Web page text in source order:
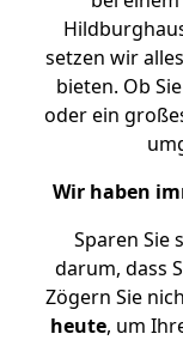
setzen wir
bieten. Ob
oder ein
Wir haben
Sparen Sie
darum, dass
Zögern Sie
heute, um